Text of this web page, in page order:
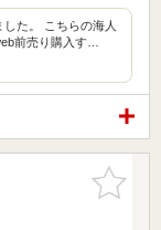
た。 こちらの海人
前売り購入す…
お気に入
りに追加